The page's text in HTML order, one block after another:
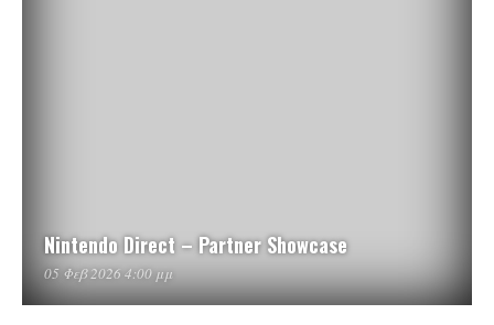
Nintendo Direct – Partner Showcase
05 Φεβ 2026 4:00 μμ